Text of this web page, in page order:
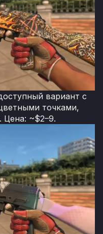
вариант с
точками,
~$2–9.